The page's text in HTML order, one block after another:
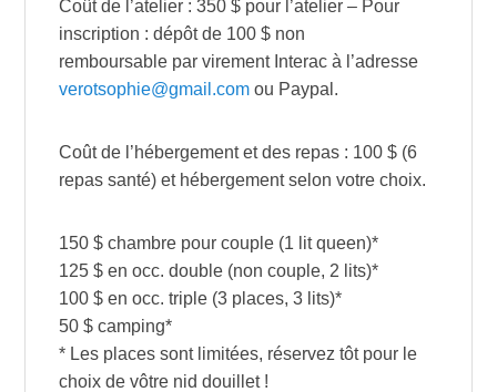
Coût de l’atelier : 350 $ pour l’atelier – Pour
inscription : dépôt de 100 $ non
remboursable par virement Interac à l’adresse
verotsophie@gmail.com ou Paypal.
Coût de l’hébergement et des repas : 100 $ (6
repas santé) et hébergement selon votre choix.
150 $ chambre pour couple (1 lit queen)*
125 $ en occ. double (non couple, 2 lits)*
100 $ en occ. triple (3 places, 3 lits)*
50 $ camping*
* Les places sont limitées, réservez tôt pour le
choix de vôtre nid douillet !